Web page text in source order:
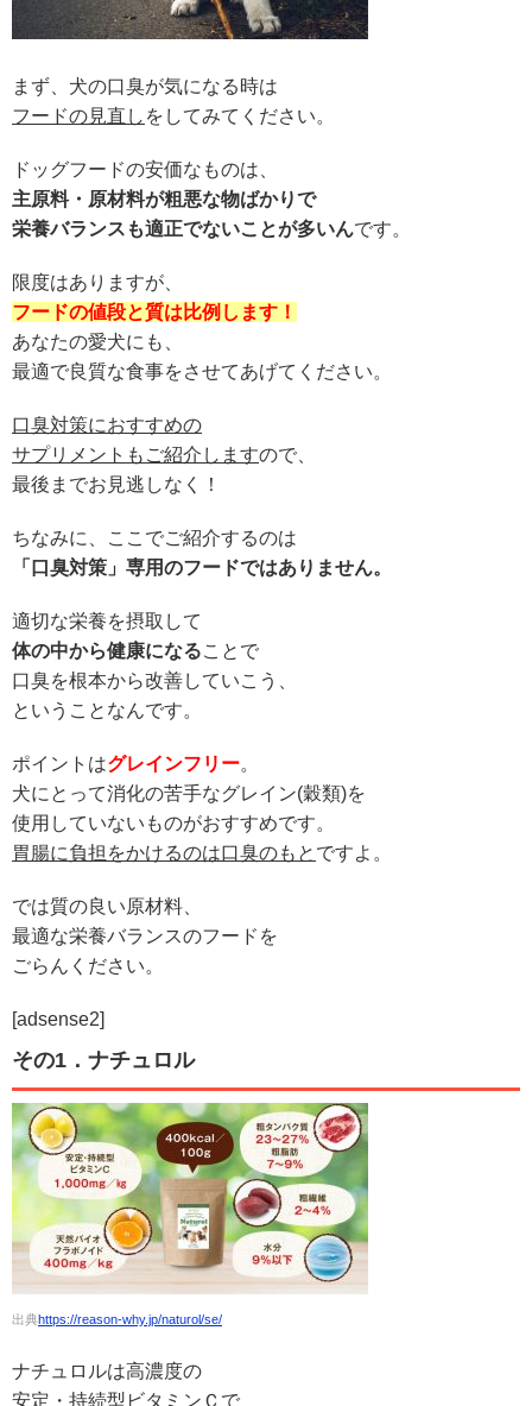
まず、犬の口臭が気になる時は
フードの見直し をしてみてください。
ドッグフードの安価なものは、
主原料・原材料が粗悪な物ばかりで
栄養バランスも適正でないことが多いんです。
限度はありますが、
フードの値段と質は比例します！
あなたの愛犬にも、
最適で良質な食事をさせてあげてください。
口臭対策におすすめの
サプリメントもご紹介しますので、
最後までお見逃しなく！
ちなみに、ここでご紹介するのは
「口臭対策」専用のフードではありません。
適切な栄養を摂取して
体の中から健康になることで
口臭を根本から改善していこう、
ということなんです。
ポイントはグレインフリー。
犬にとって消化の苦手なグレイン(穀類)を
使用していないものがおすすめです。
胃腸に負担をかけるのは口臭のもと ですよ。
では質の良い原材料、
最適な栄養バランスのフードを
ごらんください。
[adsense2]
その1．ナチュロル
出典https://reason-why.jp/naturol/se/
ナチュロルは高濃度の
安定・持続型ビタミンＣで